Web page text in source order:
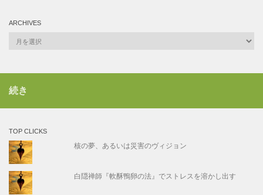
ARCHIVES
Archives
続き
TOP CLICKS
核の夢、あるいは災害のヴィジョン
白隠禅師『軟酥鴨卵の法』でストレスを溶かし出す